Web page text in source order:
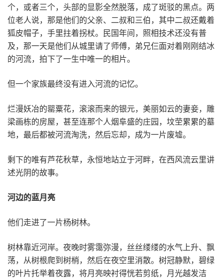
个，或者三个，头部的显影全然脱落，成了斑驳的黑点。两
位老人说，那是他们的父亲、二叔和三伯，其中二叔还戴着
狐皮帽子，手里拄着拐杖。民国年间，照相技术还没有普
及，那一天是他们从城里请了师傅，弟兄仨面对着刚刚结冰
的河流，拍下了一生中唯一的相片。
但一个家族最终没有进入河流的记忆。
烂漫妖冶的罂粟花，滚滚而来的银元，美丽如云的妻妾，雕
梁画栋的房屋，甚至连那个人烟阜盛的庄园，坟茔累累的墓
地，最后都被河流淘洗，然后忘却，成为一片废墟。
剩下的唯有芦花秋草，永恒地站立于河畔，在西风流云里讲
述光阴的故事。
河边的蓝月亮
他们走进了一片杨树林。
树林靠近河岸。夜晚时雾霭弥漫，丝丝缕缕的水气上升、飘
荡，从树根爬到树梢，然后在夜空里消散。树冠静默，碧绿
的叶片托举着夜露，将月亮映衬得恍若剪纸，月光越发洁